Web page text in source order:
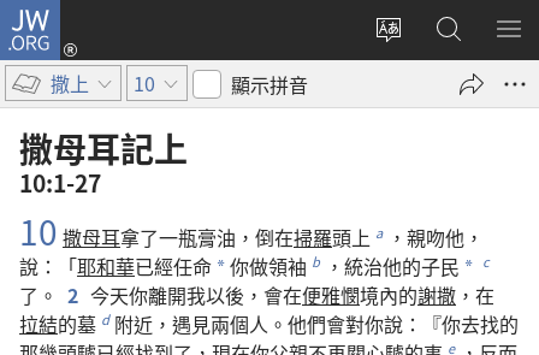
JW.ORG
更
網
登
入
啟
搜
尋
JW.ORG
顯
選
撒上 10 顯示拼音
撒母耳記上
10:1-27
10 撒母耳拿了一瓶膏油 ， 倒在掃羅頭上 a ， 親吻他 ，
說 ：「耶和華已經任命 *你做領袖 b ， 統治他的子民 * c
了 。 2 今天你離開我以後 ， 會在便雅憫境內的謝撒 ， 在
拉結的墓 d 附近 ， 遇見兩個人 。 他們會對你說 ：『你去找的
e